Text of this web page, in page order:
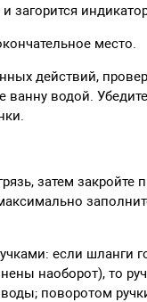
загорится
место.
действий,
водой.
затем
если шланги
наоборот), то
поворотом